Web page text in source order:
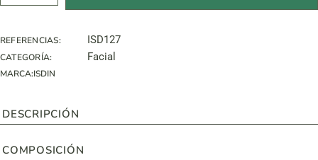
REFERENCIAS: ISD127
CATEGORÍA: Facial
MARCA:ISDIN
DESCRIPCIÓN
COMPOSICIÓN